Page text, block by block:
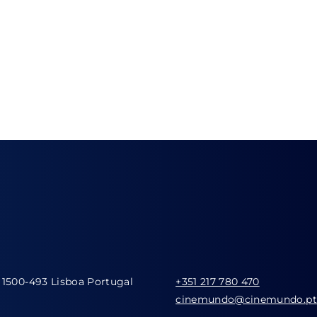
493 Lisboa Portugal
+351 217 780 470
cinemundo@cinemundo.pt